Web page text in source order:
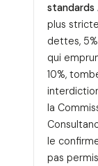
standards
plus
dettes,
qui
10%,
la
le
pas